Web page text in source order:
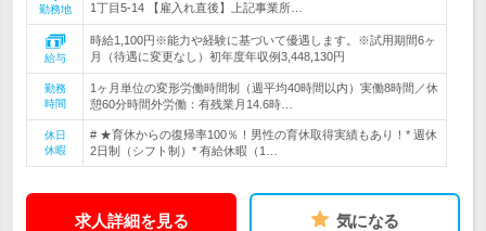
勤務地
1丁目5-14 【雇入れ直後】上記事業所…
給与
時給1,100円※能力や経験に基づいて優遇します。※試用期間6ヶ
月（待遇に変更なし）初年度年収例3,448,130円
勤務
時間
1ヶ月単位の変形労働時間制（週平均40時間以内）実働8時間／休
憩60分時間外労働：有残業月14.6時…
休日
休暇
# ★育休からの復帰率100％！男性の育休取得実績もあり！* 週休
2日制（シフト制）* 有給休暇（1…
求人詳細を見る 気になる